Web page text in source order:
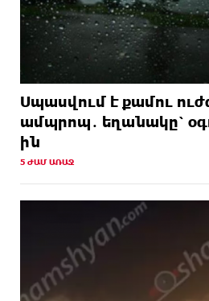
Սպասվում է քամու
ամպրոպ․ եղանակը՝
ին
5 ԺԱՄ ԱՌԱՋ